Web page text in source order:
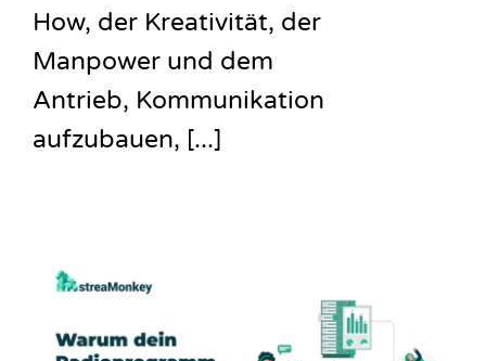
How, der Kreativität, der
Manpower und dem
Antrieb, Kommunikation
aufzubauen, [...]